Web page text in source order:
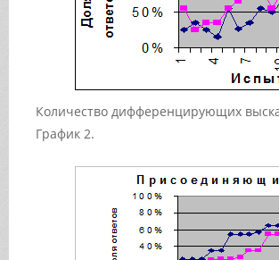
Количество дифференцирующих
График 2.